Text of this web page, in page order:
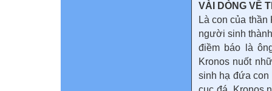
VÀI DÒNG VỀ
Là con của
người sinh
điềm báo là
Kronos nuốt
sinh hạ đứa